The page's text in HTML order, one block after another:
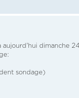
aujourd'hui dimanche
sondage)